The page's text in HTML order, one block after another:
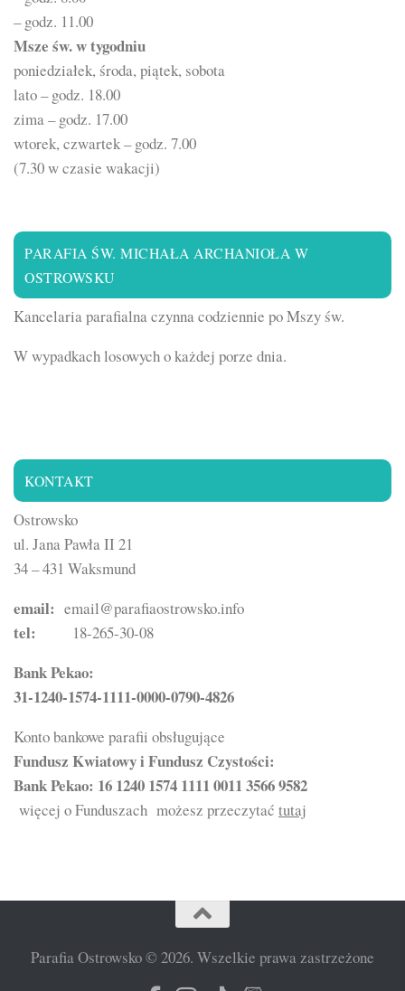
– godz. 11.00
Msze św. w tygodniu
poniedziałek, środa, piątek, sobota
lato – godz. 18.00
zima – godz. 17.00
wtorek, czwartek – godz. 7.00
(7.30 w czasie wakacji)
PARAFIA ŚW. MICHAŁA ARCHANIOŁA W
OSTROWSKU
Kancelaria parafialna czynna codziennie po Mszy św.
W wypadkach losowych o każdej porze dnia.
KONTAKT
Ostrowsko
ul. Jana Pawła II 21
34 – 431 Waksmund
email: email@parafiaostrowsko.info
tel: 18-265-30-08
Bank Pekao:
31-1240-1574-1111-0000-0790-4826
Konto bankowe parafii obsługujące
Fundusz Kwiatowy i Fundusz Czystości:
Bank Pekao: 16 1240 1574 1111 0011 3566 9582
więcej o Funduszach możesz przeczytać tutaj
Parafia Ostrowsko © 2026. Wszelkie prawa zastrzeżone